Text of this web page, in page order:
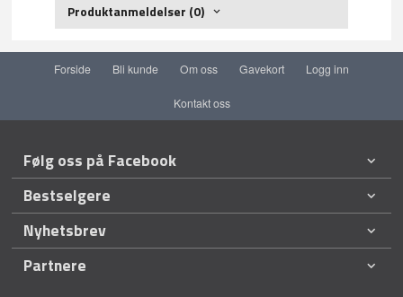
Produktanmeldelser (0)
Forside Bli kunde Om oss Gavekort Logg inn
Kontakt oss
Følg oss på Facebook
Bestselgere
Nyhetsbrev
Partnere